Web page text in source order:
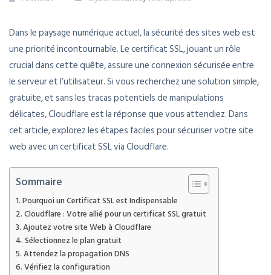
Dans le paysage numérique actuel, la sécurité des sites web est
une priorité incontournable. Le certificat SSL, jouant un rôle
crucial dans cette quête, assure une connexion sécurisée entre
le serveur et l’utilisateur. Si vous recherchez une solution simple,
gratuite, et sans les tracas potentiels de manipulations
délicates, Cloudflare est la réponse que vous attendiez. Dans
cet article, explorez les étapes faciles pour sécuriser votre site
web avec un certificat SSL via Cloudflare.
Sommaire
Pourquoi un Certificat SSL est Indispensable
Cloudflare : Votre allié pour un certificat SSL gratuit
Ajoutez votre site Web à Cloudflare
Sélectionnez le plan gratuit
Attendez la propagation DNS
Vérifiez la configuration